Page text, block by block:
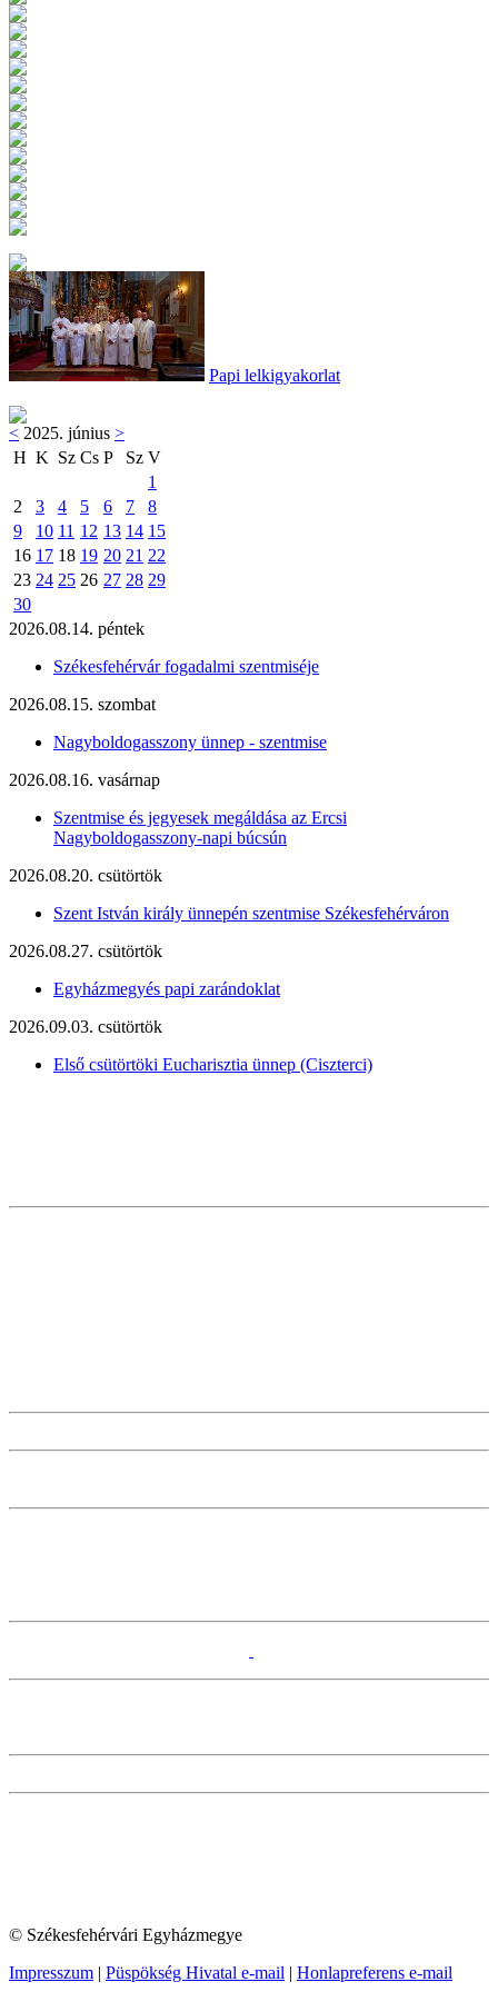
Papi lelkigyakorlat
< 2025. június >
H K Sz Cs P Sz V
1
2
3 4 5 6 7
8
9
10 11 12 13 14 15
16 17 18 19 20 21 22
23 24 25 26 27 28 29
30
2026.08.14. péntek
Székesfehérvár fogadalmi szentmiséje
2026.08.15. szombat
Nagyboldogasszony ünnep - szentmise
2026.08.16. vasárnap
Szentmise és jegyesek megáldása az Ercsi
Nagyboldogasszony-napi búcsún
2026.08.20. csütörtök
Szent István király ünnepén szentmise Székesfehérváron
2026.08.27. csütörtök
Egyházmegyés papi zarándoklat
2026.09.03. csütörtök
Első csütörtöki Eucharisztia ünnep (Ciszterci)
© Székesfehérvári Egyházmegye
Impresszum | Püspökség Hivatal e-mail | Honlapreferens e-mail